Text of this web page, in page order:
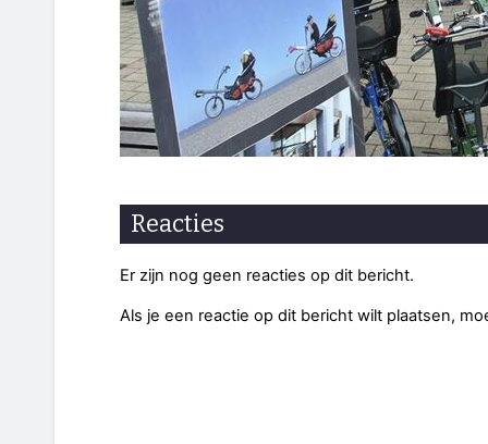
Reacties
Er zijn nog geen reacties op dit bericht.
Als je een reactie op dit bericht wilt plaatsen,